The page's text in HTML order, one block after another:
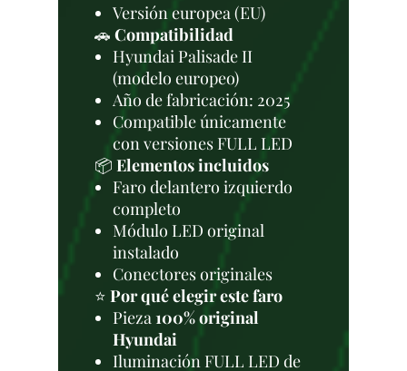
Versión europea (EU)
🚗 Compatibilidad
Hyundai Palisade II
(modelo europeo)
Año de fabricación: 2025
Compatible únicamente
con versiones FULL LED
📦 Elementos incluidos
Faro delantero izquierdo
completo
Módulo LED original
instalado
Conectores originales
⭐ Por qué elegir este faro
Pieza100% original
Hyundai
Iluminación FULL LED de